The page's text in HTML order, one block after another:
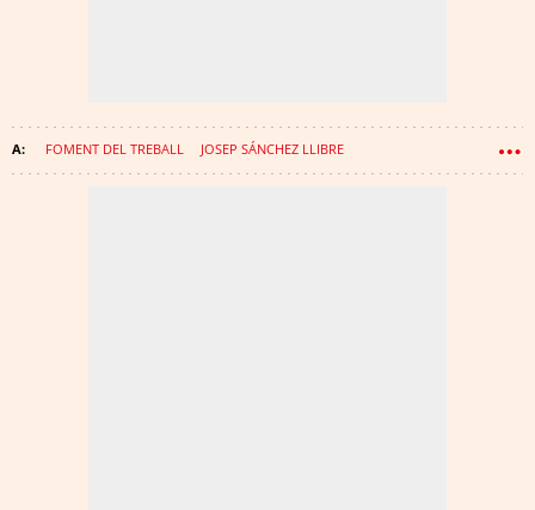
FOMENT DEL TREBALL JOSEP SÁNCHEZ LLIBRE